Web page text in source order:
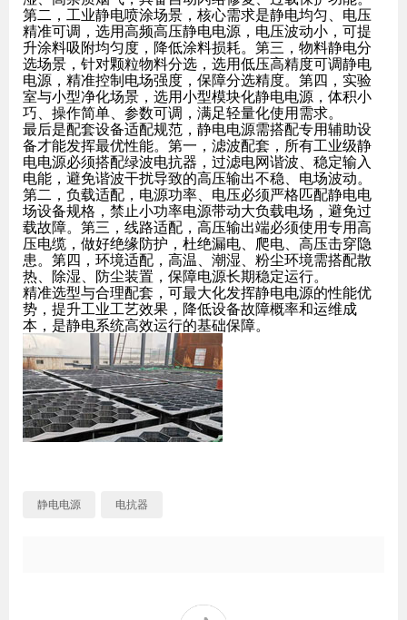
第二，工业静电喷涂场景，核心需求是静电均匀、电压
精准可调，选用高频高压静电电源，电压波动小，可提
升涂料吸附均匀度，降低涂料损耗。第三，物料静电分
选场景，针对颗粒物料分选，选用低压高精度可调静电
电源，精准控制电场强度，保障分选精度。第四，实验
室与小型净化场景，选用小型模块化静电电源，体积小
巧、操作简单、参数可调，满足轻量化使用需求。
最后是配套设备适配规范，静电电源需搭配专用辅助设
备才能发挥最优性能。第一，滤波配套，所有工业级静
电电源必须搭配绿波电抗器，过滤电网谐波、稳定输入
电能，避免谐波干扰导致的高压输出不稳、电场波动。
第二，负载适配，电源功率、电压必须严格匹配静电电
场设备规格，禁止小功率电源带动大负载电场，避免过
载故障。第三，线路适配，高压输出端必须使用专用高
压电缆，做好绝缘防护，杜绝漏电、爬电、高压击穿隐
患。第四，环境适配，高温、潮湿、粉尘环境需搭配散
热、除湿、防尘装置，保障电源长期稳定运行。
精准选型与合理配套，可最大化发挥静电电源的性能优
势，提升工业工艺效果，降低设备故障概率和运维成
本，是静电系统高效运行的基础保障。
静电电源 电抗器